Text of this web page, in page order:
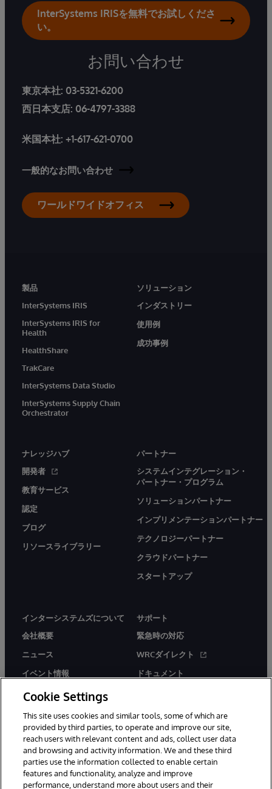
InterSystems IRISを無料でお試しくださ
い。
お問い合わせ
東京本社: 03-5321-6200
西日本支店: 06-4797-3388
米国本社: +1-617-621-0700
一般的なお問い合わせ
ワールドワイドオフィス
製品
InterSystems IRIS
InterSystems IRIS for
Health
HealthShare
TrakCare
InterSystems Data Studio
InterSystems Supply Chain
Orchestrator
ソリューション
インダストリー
使用例
成功事例
ナレッジハブ
開発者
教育サービス
認定
ブログ
リソースライブラリー
パートナー
システムインテグレーション・
パートナー・プログラム
ソリューションパートナー
インプリメンテーションパートナー
テクノロジーパートナー
クラウドパートナー
スタートアップ
インターシステムズについて
会社概要
ニュース
イベント情報
採用情報
サポート
緊急時の対応
WRCダイレクト
ドキュメント
© 1996-2026Y InterSystems Corporation, Boston, MA. All Rights
Cookie Settings
This site uses cookies and similar tools, some of which are
provided by third parties, to operate and improve our site,
reach users with relevant content and ads, collect user data
and browsing and activity information. We and these third
parties use the information collected to enable certain
features and functionality, analyze and improve
performance, understand more about users and their